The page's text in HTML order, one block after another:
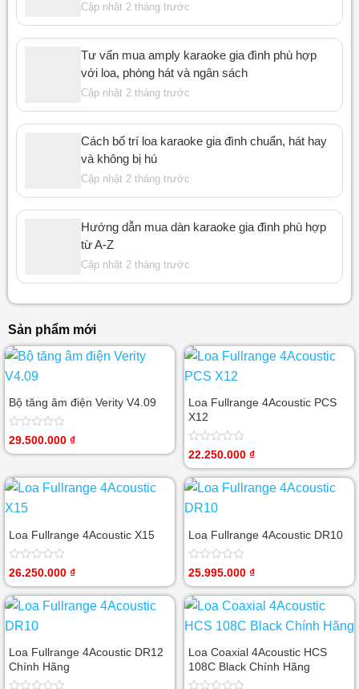
Cập nhật 2 tháng trước
Tư vấn mua amply karaoke gia đình phù hợp
với loa, phòng hát và ngân sách
Cập nhật 2 tháng trước
Cách bố trí loa karaoke gia đình chuẩn, hát hay
và không bị hú
Cập nhật 2 tháng trước
Hướng dẫn mua dàn karaoke gia đình phù hợp
từ A-Z
Cập nhật 2 tháng trước
Sản phẩm mới
Bộ tăng âm điện Verity V4.09
Được
5
sao
29.500.000 ₫
Loa Fullrange 4Acoustic PCS
X12
Được
hạng
0
sao
22.250.000 ₫
Loa Fullrange 4Acoustic X15
Được
hạng
0
sao
26.250.000 ₫
Loa Fullrange 4Acoustic DR10
Được
hạng
0
sao
25.995.000 ₫
Loa Fullrange 4Acoustic DR12
Chính Hãng
Loa Coaxial 4Acoustic HCS
108C Black Chính Hãng